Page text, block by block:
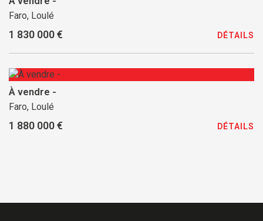
Faro, Loulé
1 830 000 € DÉTAILS
À vendre -
Faro, Loulé
1 880 000 € DÉTAILS